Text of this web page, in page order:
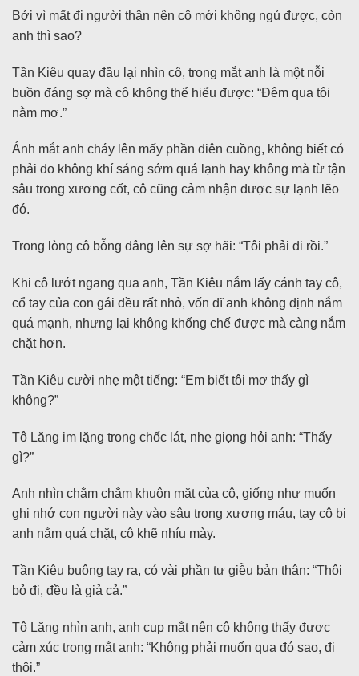
Bởi vì mất đi người thân nên cô mới không ngủ được, còn
anh thì sao?
Tần Kiêu quay đầu lại nhìn cô, trong mắt anh là một nỗi
buồn đáng sợ mà cô không thể hiểu được: “Đêm qua tôi
nằm mơ.”
Ánh mắt anh cháy lên mấy phần điên cuồng, không biết có
phải do không khí sáng sớm quá lạnh hay không mà từ tận
sâu trong xương cốt, cô cũng cảm nhận được sự lạnh lẽo
đó.
Trong lòng cô bỗng dâng lên sự sợ hãi: “Tôi phải đi rồi.”
Khi cô lướt ngang qua anh, Tần Kiêu nắm lấy cánh tay cô,
cổ tay của con gái đều rất nhỏ, vốn dĩ anh không định nắm
quá mạnh, nhưng lại không khống chế được mà càng nắm
chặt hơn.
Tần Kiêu cười nhẹ một tiếng: “Em biết tôi mơ thấy gì
không?”
Tô Lăng im lặng trong chốc lát, nhẹ giọng hỏi anh: “Thấy
gì?”
Anh nhìn chằm chằm khuôn mặt của cô, giống như muốn
ghi nhớ con người này vào sâu trong xương máu, tay cô bị
anh nắm quá chặt, cô khẽ nhíu mày.
Tần Kiêu buông tay ra, có vài phần tự giễu bản thân: “Thôi
bỏ đi, đều là giả cả.”
Tô Lăng nhìn anh, anh cụp mắt nên cô không thấy được
cảm xúc trong mắt anh: “Không phải muốn qua đó sao, đi
thôi.”